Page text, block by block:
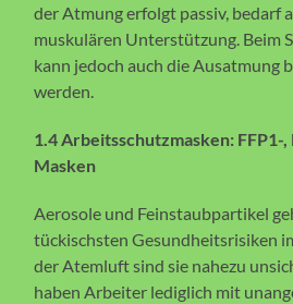
der Atmung erfolgt passiv, bedarf
muskulären Unterstützung. Beim
kann jedoch auch die Ausatmung
werden.
1.4 Arbeitsschutzmasken: FFP1-,
Masken
Aerosole und Feinstaubpartikel
tückischsten Gesundheitsrisiken
der Atemluft sind sie nahezu
haben Arbeiter lediglich mit